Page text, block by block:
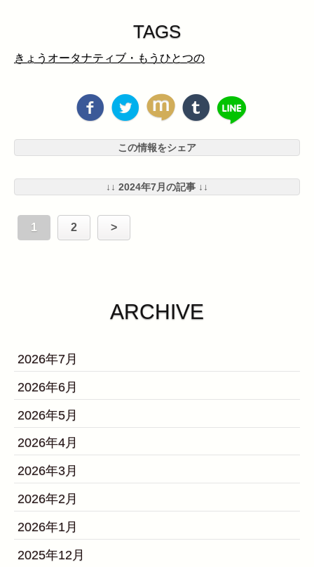
TAGS
きょうオータナティブ・もうひとつの
この情報をシェア
↓↓ 2024年7月の記事 ↓↓
1 2 >
ARCHIVE
2026年7月
2026年6月
2026年5月
2026年4月
2026年3月
2026年2月
2026年1月
2025年12月